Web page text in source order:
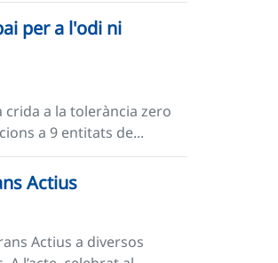
per a l'odi ni
crida a la tolerància zero
a 9 entitats de...
Actius
Actius a diversos